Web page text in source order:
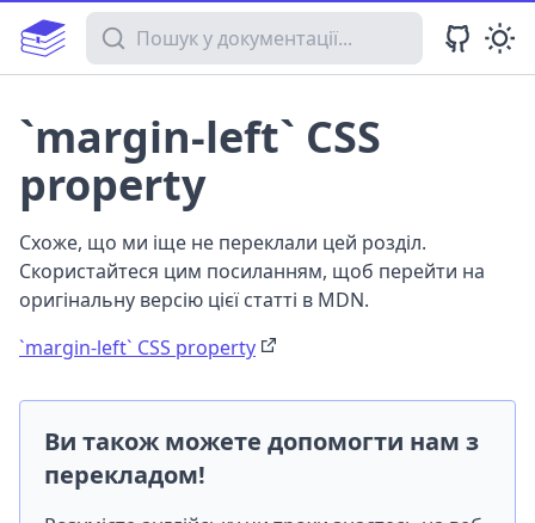
Пошук у документації
`margin-left` CSS
property
Схоже, що ми іще не переклали цей розділ.
Скористайтеся цим посиланням, щоб перейти на
оригінальну версію цієї статті в MDN.
`margin-left` CSS property
Ви також можете допомогти нам з
перекладом!